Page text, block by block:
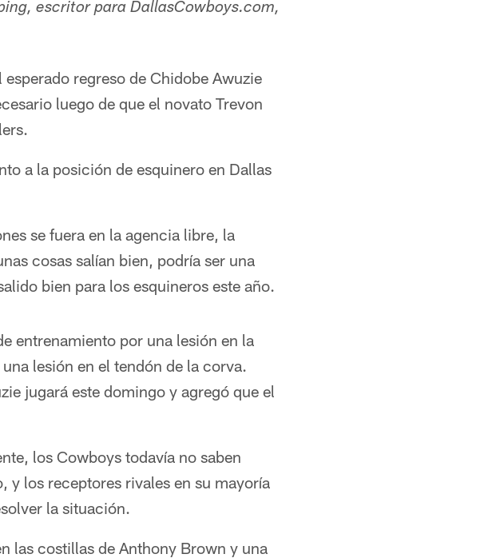
escritor para DallasCowboys.com,
regreso de Chidobe Awuzie
luego de que el novato Trevon
a la posición de esquinero en Dallas
se fuera en la agencia libre, la
cosas salían bien, podría ser una
bien para los esquineros este año.
entrenamiento por una lesión en la
lesión en el tendón de la corva.
jugará este domingo y agregó que el
los Cowboys todavía no saben
y los receptores rivales en su mayoría
la situación.
las costillas de Anthony Brown y una